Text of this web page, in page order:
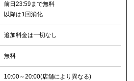
前日23:59まで無料
以降は1回消化
追加料金は一切なし
無料
10:00～20:00(店舗により異なる)